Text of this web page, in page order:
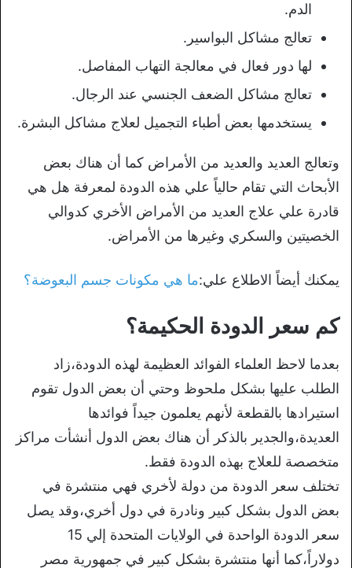
الدم.
تعالج مشاكل البواسير.
لها دور فعال في معالجة التهاب المفاصل.
تعالج مشاكل الضعف الجنسي عند الرجال.
يستخدمها بعض أطباء التجميل لعلاج مشاكل البشرة.
وتعالج العديد والعديد من الأمراض كما أن هناك بعض
الأبحاث التي تقام حالياً علي هذه الدودة لمعرفة هل هي
قادرة علي علاج العديد من الأمراض الأخري كدوالي
الخصيتين والسكري وغيرها من الأمراض.
يمكنك أيضاً الاطلاع علي:ما هي مكونات جسم البعوضة؟
كم سعر الدودة الحكيمة؟
بعدما لاحظ العلماء الفوائد العظيمة لهذه الدودة،زاد
الطلب عليها بشكل ملحوظ وحتي أن بعض الدول تقوم
استيرادها بالقطعة لأنهم يعلمون جيداً فوائدها
العديدة،والجدير بالذكر أن هناك بعض الدول أنشأت مراكز
متخصصة للعلاج بهذه الدودة فقط.
تختلف سعر الدودة من دولة لأخري فهي منتشرة في
بعض الدول بشكل كبير ونادرة في دول أخري،وقد يصل
سعر الدودة الواحدة في الولايات المتحدة إلي 15
دولاراً،كما أنها منتشرة بشكل كبير في جمهورية مصر